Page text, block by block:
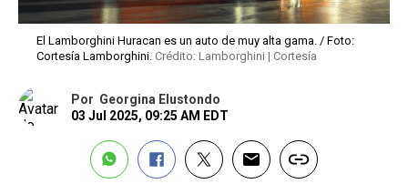
El Lamborghini Huracan es un auto de muy alta gama. / Foto:
Cortesía Lamborghini. Crédito: Lamborghini | Cortesía
Por Georgina Elustondo
03 Jul 2025, 09:25 AM EDT